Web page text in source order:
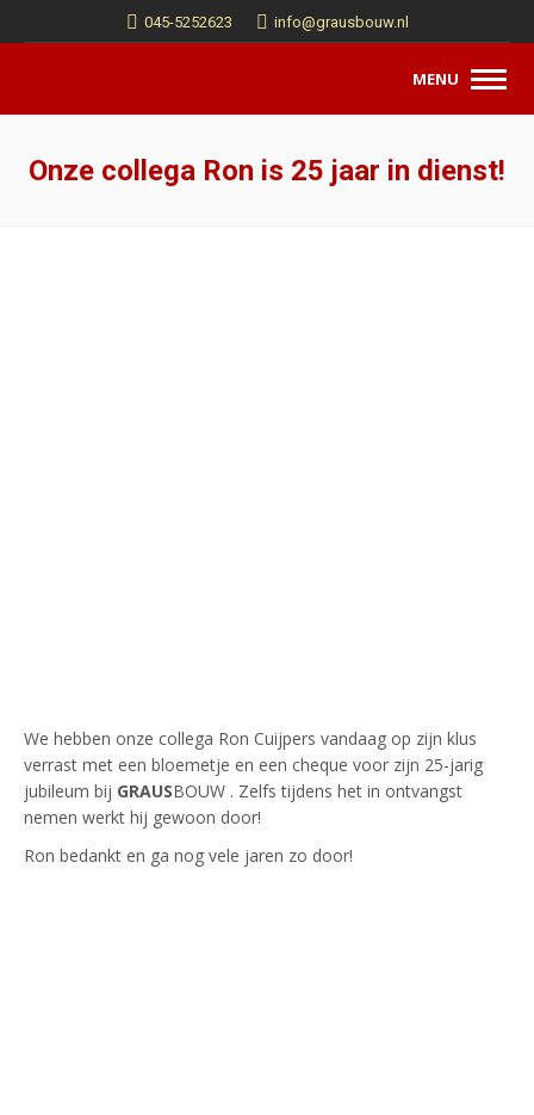
045-5252623 info@grausbouw.nl
MENU
Onze collega Ron is 25 jaar in dienst!
We hebben onze collega Ron Cuijpers vandaag op zijn klus
verrast met een bloemetje en een cheque voor zijn 25-jarig
jubileum bij GRAUSBOUW . Zelfs tijdens het in ontvangst
nemen werkt hij gewoon door!
Ron bedankt en ga nog vele jaren zo door!